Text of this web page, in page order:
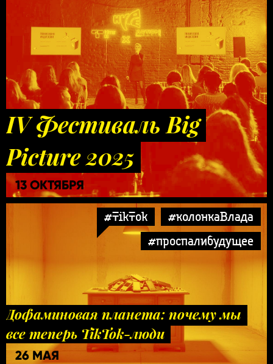
IV Фестиваль Big
Picture 2025
13 ОКТЯБРЯ
#TikTok
#колонкаВлада
#проспалибудущее
Дофаминовая планета: почему мы
все теперь TikTok-люди
26 МАЯ